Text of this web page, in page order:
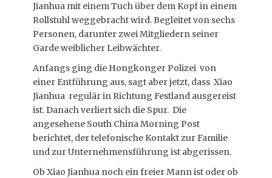
Jianhua mit einem Tuch über dem Kopf in einem
Rollstuhl weggebracht wird. Begleitet von sechs
Personen, darunter zwei Mitgliedern seiner
Garde weiblicher Leibwächter.
Anfangs ging die Hongkonger Polizei von
einer Entführung aus, sagt aber jetzt, dass Xiao
Jianhua regulär in Richtung Festland ausgereist
ist. Danach verliert sich die Spur. Die
angesehene South China Morning Post
berichtet, der telefonische Kontakt zur Familie
und zur Unternehmensführung ist abgerissen.
Ob Xiao Jianhua noch ein freier Mann ist oder ob